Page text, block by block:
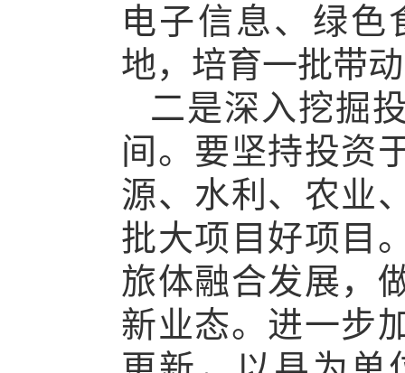
电子信息、绿色
地，培育一批带
二是深入挖掘
间。要坚持投资
源、水利、农业
批大项目好项目
旅体融合发展，
新业态。进一步